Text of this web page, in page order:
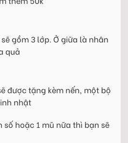
gồm 3 lớp. Ở giữa là nhân
quả
được tặng kèm nến, một bộ
nhật
số hoặc 1 mũ nữa thì bạn sẽ